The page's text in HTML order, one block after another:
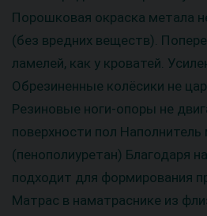
Порошковая окраска метала
(без вредних веществ).
ламелей, как у кроватей.
Обрезиненные колёсики не
Резиновые ноги-опоры не
поверхности пол
(пенополиуретан) Благодаря
подходит для формирования
Матрас в наматраснике из